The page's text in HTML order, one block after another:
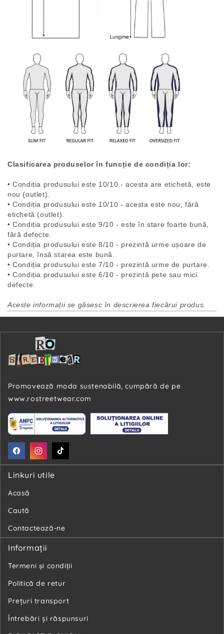
Clasificarea produselor în funcție de condiția lor:
• Condiția produsului este 10/10 - acesta are etichetă, este
nou (outlet).
• Condiția produsului este 10/10 - acesta este nou, fără
etichetă (outlet).
• Condiția produsului este 9/10 - este în stare foarte bună,
fără defecte.
• Condiția produsului este 8/10 - prezintă urme ușoare de
purtare, însă starea este bună.
• Condiția produsului este 7/10 - prezintă urme de purtare.
• Condiția produsului este 6/10 - prezintă pete sau mici
defecte.
Aceste informații se găsesc în descrierea fiecărui produs.
Promovează moda sustenabilă, cumpără de pe
www.rostreetwear.com
FacebookInstagramTikTok
Linkuri utile
Acasă
Caută
Contactează-ne
Informaţii
Termeni și condiții
Politică de retur
Preţuri transport
Întrebări şi răspunsuri